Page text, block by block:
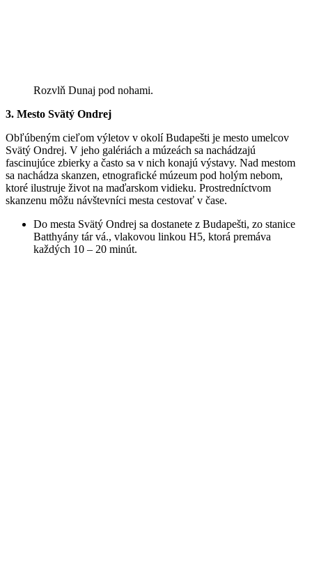
Rozvlň Dunaj pod nohami.
3. Mesto Svätý Ondrej
Obľúbeným cieľom výletov v okolí Budapešti je mesto umelcov
Svätý Ondrej. V jeho galériách a múzeách sa nachádzajú
fascinujúce zbierky a často sa v nich konajú výstavy. Nad mestom
sa nachádza skanzen, etnografické múzeum pod holým nebom,
ktoré ilustruje život na maďarskom vidieku. Prostredníctvom
skanzenu môžu návštevníci mesta cestovať v čase.
Do mesta Svätý Ondrej sa dostanete z Budapešti, zo stanice
Batthyány tár vá., vlakovou linkou H5, ktorá premáva
každých 10 – 20 minút.